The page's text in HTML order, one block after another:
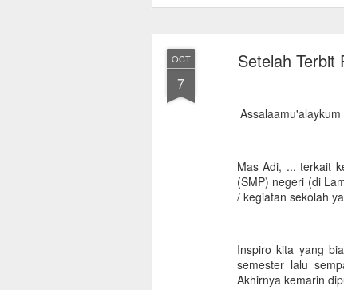
OCT
7
Setelah Terbit
Assalaamu'alaykum
Mas Adi, ... terkait
(SMP) negeri (di
/ kegiatan sekolah
Inspiro kita yang
semester lalu
Akhirnya kemarin